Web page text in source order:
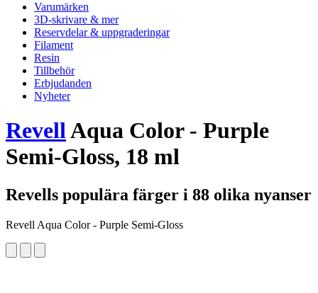
Varumärken
3D-skrivare & mer
Reservdelar & uppgraderingar
Filament
Resin
Tillbehör
Erbjudanden
Nyheter
RevellAqua Color - Purple
Semi-Gloss, 18 ml
Revells populära färger i 88 olika nyanser
Revell Aqua Color - Purple Semi-Gloss